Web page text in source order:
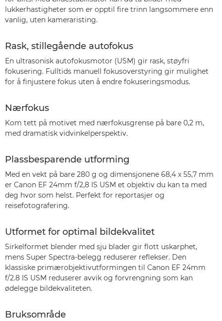
lukkerhastigheter som er opptil fire trinn langsommere enn
vanlig, uten kameraristing.
Rask, stillegående autofokus
En ultrasonisk autofokusmotor (USM) gir rask, støyfri
fokusering. Fulltids manuell fokusoverstyring gir mulighet
for å finjustere fokus uten å endre fokuseringsmodus.
Nærfokus
Kom tett på motivet med nærfokusgrense på bare 0,2 m,
med dramatisk vidvinkelperspektiv.
Plassbesparende utforming
Med en vekt på bare 280 g og dimensjonene 68,4 x 55,7 mm
er Canon EF 24mm f/2,8 IS USM et objektiv du kan ta med
deg hvor som helst. Perfekt for reportasjer og
reisefotografering.
Utformet for optimal bildekvalitet
Sirkelformet blender med sju blader gir flott uskarphet,
mens Super Spectra-belegg reduserer reflekser. Den
klassiske primærobjektivutformingen til Canon EF 24mm
f/2.8 IS USM reduserer avvik og forvrengning som kan
ødelegge bildekvaliteten.
Bruksområde